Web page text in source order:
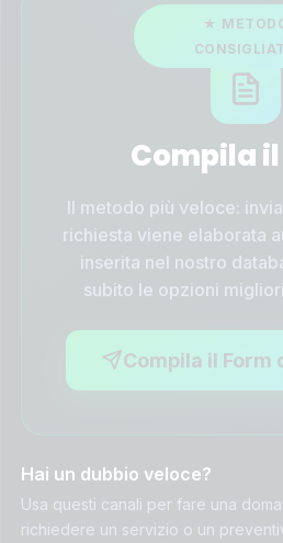
Compila
Il metodo più veloce:
richiesta viene elaborata
inserita nel nostro
subito le opzioni
Compila il Form
Hai un dubbio veloce?
Usa questi canali per fare una
richiedere un servizio o un